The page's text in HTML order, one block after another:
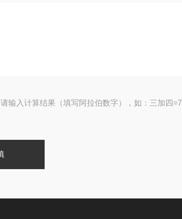
请输入计算结果（填写阿拉伯数字），如：三加四=7